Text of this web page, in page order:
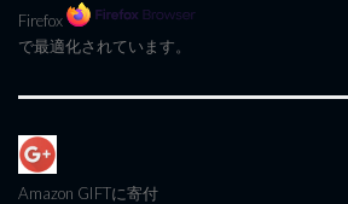
Firefox
で最適化されています。
Amazon GIFTに寄付